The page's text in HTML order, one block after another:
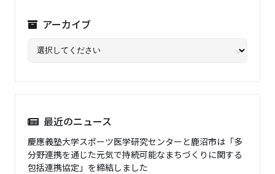
アーカイブ
最近のニュース
慶應義塾大学スポーツ医学研究センターと鹿沼市は「多
分野連携を通じた元気で持続可能なまちづくりに関する
包括連携協定」を締結しました